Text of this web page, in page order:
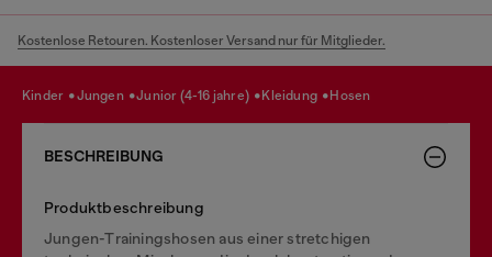
Kostenlose Retouren. Kostenloser Versand nur für Mitglieder.
kinder jungen junior (4-16 jahre) kleidung hosen
BESCHREIBUNG
Produktbeschreibung
Jungen-Trainingshosen aus einer stretchigen